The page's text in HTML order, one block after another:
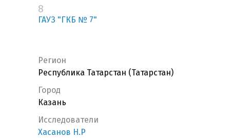
8
ГАУЗ "ГКБ № 7"
Регион
Республика Татарстан (Татарстан)
Город
Казань
Исследователи
Хасанов Н.Р